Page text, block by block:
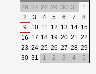
26 27 28 29 30 31
1
2
3 4 5 6 7
8
9
10 11 12 13 14 15
16 17 18 19 20 21 22
23 24 25 26 27 28 29
30 31 1 2 3 4 5